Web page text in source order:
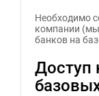
Необходимо
компании
банков на
Доступ